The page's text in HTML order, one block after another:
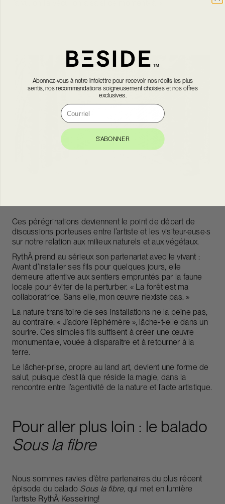
Ces pérégrinations deviennent le point de départ de
discussions porteuses entre l’artiste et les visiteur·euse·s
sur notre relation aux milieux naturels et aux végétaux.
RythÂ prend au sérieux son partenariat avec le vivant :
Avant d’installer ses fils pour quelques jours, elle
demeure attentive aux sentiers empruntés par la faune
locale pour éviter de la perturber. « La forêt est ma
collaboratrice. Sans elle, mon œuvre n’existe pas. »
La nature transitoire de ses installations ne la peine pas,
au contraire. « J’adore l’éphémère », lâche-t-elle dans un
sourire. Ces simples fils suffisent à créer une œuvre
monumentale, vouée à disparaitre et à retourner à la
terre.
Le lâcher-prise, propre au land art, devient une forme de
salut, puisque c’est là que réside la magie, dans la
rencontre entre l’agentivité de la nature et l’acte artistique.
Pour aller plus loin : le balado
Sous la fibre
Nous sommes ravies d'être partenaires du plus récent
épisode du balado Sous la fibre, qui met en lumière
l'artiste RythÂ Kesselring!
Abonnez-vous à notre infolettre pour recevoir nos récits les plus
sentis, nos recommandations soigneusement choisies et nos offres
exclusives.
Courriel
S'ABONNER